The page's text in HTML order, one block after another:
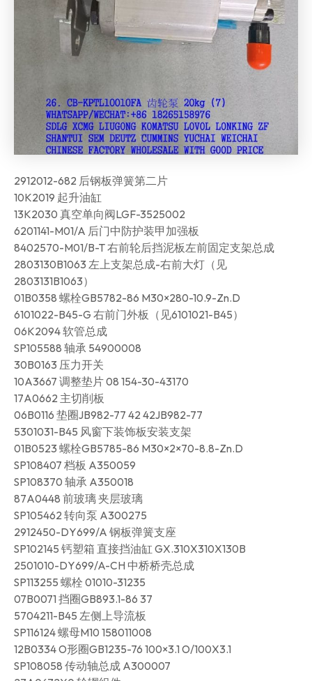
2912012-682 后钢板弹簧第二片
10K2019 起升油缸
13K2030 真空单向阀LGF-3525002
6201141-M01/A 后门中防护装甲加强板
8402570-M01/B-T 右前轮后挡泥板左前固定支架总成
2803130B1063 左上支架总成-右前大灯（见
2803131B1063）
01B0358 螺栓GB5782-86 M30×280-10.9-Zn.D
6101022-B45-G 右前门外板（见6101021-B45）
06K2094 软管总成
SP105588 轴承 54900008
30B0163 压力开关
10A3667 调整垫片 08 154-30-43170
17A0662 主切削板
06B0116 垫圈JB982-77 42 42JB982-77
5301031-B45 风窗下装饰板安装支架
01B0523 螺栓GB5785-86 M30×2×70-8.8-Zn.D
SP108407 档板 A350059
SP108370 轴承 A350018
87A0448 前玻璃 夹层玻璃
SP105462 转向泵 A300275
2912450-DY699/A 钢板弹簧支座
SP102145 钙塑箱 直接挡油缸 GX.310X310X130B
2501010-DY699/A-CH 中桥桥壳总成
SP113255 螺栓 01010-31235
07B0071 挡圈GB893.1-86 37
5704211-B45 左侧上导流板
SP116124 螺母M10 158011008
12B0334 O形圈GB1235-76 100×3.1 O/100X3.1
SP108058 传动轴总成 A300007